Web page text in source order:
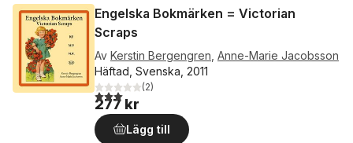
Engelska Bokmärken = Victorian
Scraps
Av Kerstin Bergengren Anne-Marie Jacobsson
Häftad, Svenska, 2011
3,0utav 5 stjärnor. Totalt antal röster:
(2)
277 kr
Lägg till